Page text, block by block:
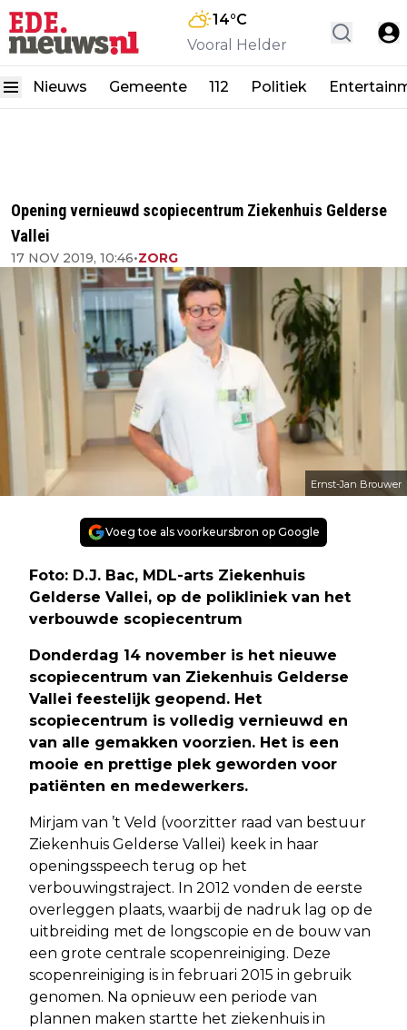
14°C
Vooral Helder
Nieuws Gemeente 112 Politiek
Opening vernieuwd scopiecentrum Ziekenhuis Gelderse
Vallei
17 NOV 2019, 10:46•ZORG
Ernst-Jan Brouwer
Voeg toe als voorkeursbron op Google
Foto: D.J. Bac, MDL-arts Ziekenhuis
Gelderse Vallei, op de polikliniek van het
verbouwde scopiecentrum
Donderdag 14 november is het nieuwe
scopiecentrum van Ziekenhuis Gelderse
Vallei feestelijk geopend. Het
scopiecentrum is volledig vernieuwd en
van alle gemakken voorzien. Het is een
mooie en prettige plek geworden voor
patiënten en medewerkers.
Mirjam van ’t Veld (voorzitter raad van bestuur
Ziekenhuis Gelderse Vallei) keek in haar
openingsspeech terug op het
verbouwingstraject. In 2012 vonden de eerste
overleggen plaats, waarbij de nadruk lag op de
uitbreiding met de longscopie en de bouw van
een grote centrale scopenreiniging. Deze
scopenreiniging is in februari 2015 in gebruik
genomen. Na opnieuw een periode van
plannen maken startte het ziekenhuis in